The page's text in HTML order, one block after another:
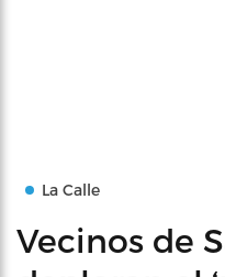
La Calle
Vecinos de